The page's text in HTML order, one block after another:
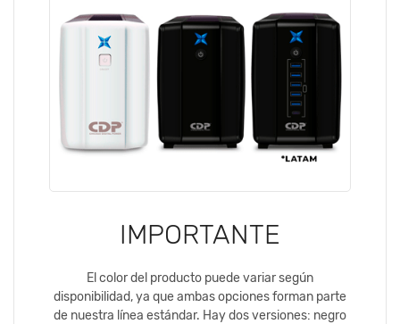
IMPORTANTE
El color del producto puede variar según
disponibilidad, ya que ambas opciones forman parte
de nuestra línea estándar. Hay dos versiones: negro